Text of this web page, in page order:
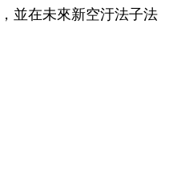
並在未來新空汙法子法